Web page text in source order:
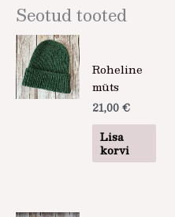
Seotud tooted
Roheline
müts
21,00 €
Lisa
korvi